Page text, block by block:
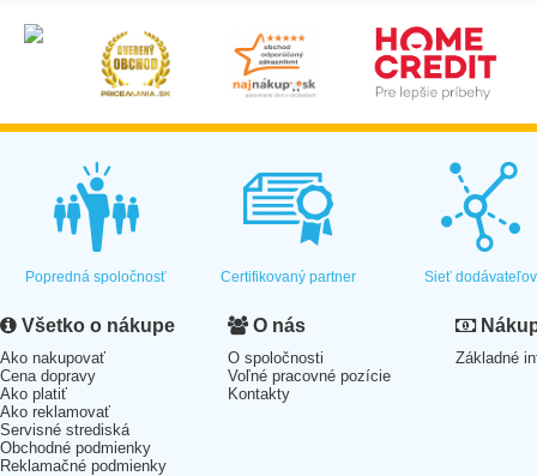
Popredná spoločnosť Certifikovaný partner Sieť dodávateľov
Všetko o nákupe
Ako nakupovať
Cena dopravy
Ako platiť
Ako reklamovať
Servisné strediská
Obchodné podmienky
Reklamačné podmienky
O nás
O spoločnosti
Voľné pracovné pozície
Kontakty
Základné